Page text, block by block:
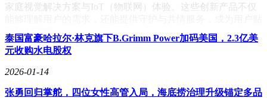
家庭视觉解决方案与IoT（物联网）体验。这些创新产品不仅
心的AI管家。
光速进化智能科技的目标是构建大模型时代的智能家居新生
将家庭中的各种设备连接起来，形成一个智能、便捷、安全的
居住环境，为用户带来前所未有的生活体验。
泰国富豪哈拉尔·林克旗下B.Grimm Power加码美国，2.3亿美
元收购水电股权
2026-01-14
张勇回归掌舵，四位女性高管入局，海底捞治理升级锚定多品